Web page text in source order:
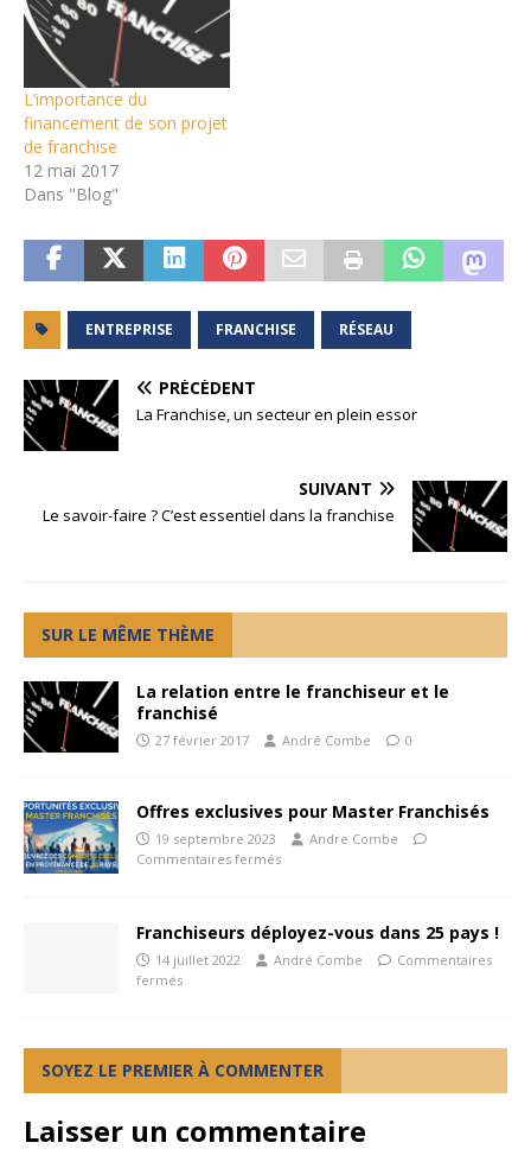
L’importance du
financement de son projet
de franchise
12 mai 2017
Dans "Blog"
ENTREPRISE FRANCHISE RÉSEAU
PRÉCÉDENT
La Franchise, un secteur en plein essor
SUIVANT
Le savoir-faire ? C’est essentiel dans la franchise
SUR LE MÊME THÈME
La relation entre le franchiseur et le
franchisé
27 février 2017 André Combe 0
Offres exclusives pour Master Franchisés
19 septembre 2023
Andre Combe
Commentaires fermés
Franchiseurs déployez-vous dans 25 pays !
14 juillet 2022 André Combe
Commentaires
fermés
SOYEZ LE PREMIER À COMMENTER
Laisser un commentaire